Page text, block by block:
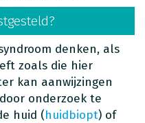
denken, als
zoals die hier
kan aanwijzingen
onderzoek te
huid (huidbiopt) of